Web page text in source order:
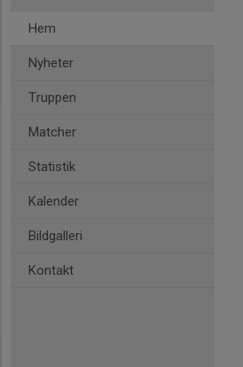
Hem
Nyheter
Truppen
Matcher
Statistik
Kalender
Bildgalleri
Kontakt